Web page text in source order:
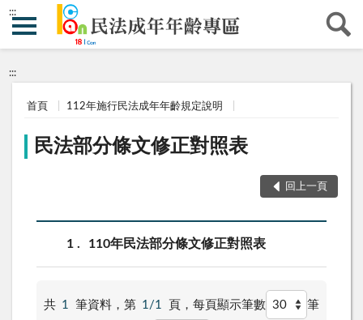
:::
:::
首頁 112年施行民法成年年齡規定說明
民法部分條文修正對照表
回上一頁
1 110年民法部分條文修正對照表
共 1 筆資料，第 1/1 頁， 每頁顯示筆數 筆